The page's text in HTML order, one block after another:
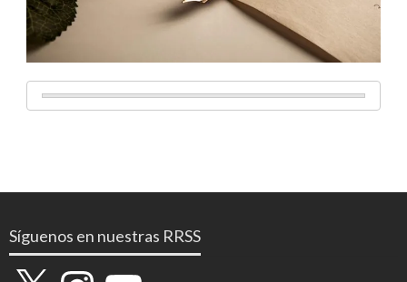
Síguenos en nuestras RRSS
X InstagramYouTube